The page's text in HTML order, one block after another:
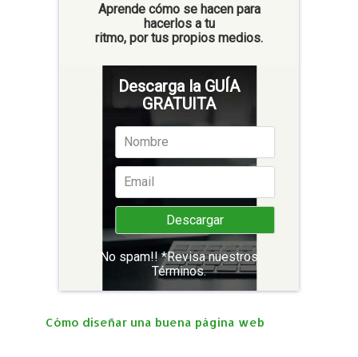
Aprende cómo se hacen para
hacerlos a tu
ritmo, por tus propios medios.
Descarga la GUÍA
GRATUITA
No spam!! *Revisa nuestros
Términos.
Cómo diseñar una buena página web